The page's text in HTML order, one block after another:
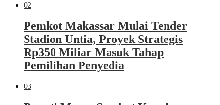
02
Pemkot Makassar Mulai Tender
Stadion Untia, Proyek Strategis
Rp350 Miliar Masuk Tahap
Pemilihan Penyedia
03